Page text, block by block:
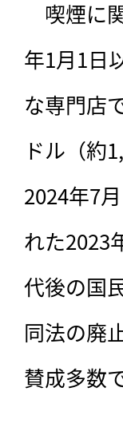
喫煙に
年1月1日
な専門店
ドル（約
2024年7
れた2023
代後の国
同法の廃
賛成多数